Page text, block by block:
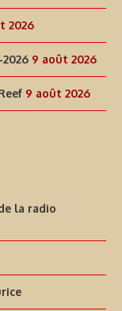
2026
9 août 2026
9 août 2026
la radio